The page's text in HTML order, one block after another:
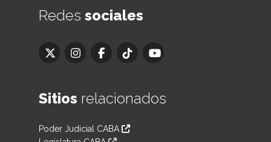
Redes sociales
Sitios relacionados
Poder Judicial CABA